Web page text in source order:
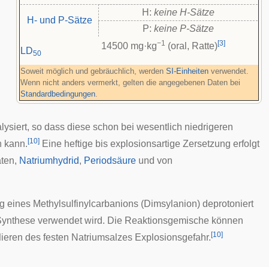
H- und P-Sätze
H: keine H-Sätze
P: keine P-Sätze
LD50
14500 mg·kg−1 (oral, Ratte)[3]
Soweit möglich und gebräuchlich, werden SI-Einheiten verwendet.
Wenn nicht anders vermerkt, gelten die angegebenen Daten bei
Standardbedingungen.
so dass diese schon bei wesentlich niedrigeren
kann.[10] Eine heftige bis explosionsartige Zersetzung erfolgt
, Natriumhydrid, Periodsäure und von
eines Methylsulfinylcarbanions (Dimsylanion) deprotoniert
verwendet wird. Die Reaktionsgemische können
des festen Natriumsalzes Explosionsgefahr.[10]